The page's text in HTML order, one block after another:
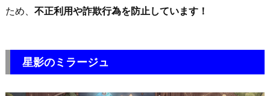
ため、 不正利用や詐欺行為を防止しています！
星影のミラージュ